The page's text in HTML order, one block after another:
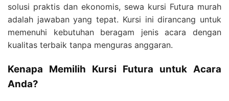
solusi praktis dan ekonomis, sewa kursi Futura murah
adalah jawaban yang tepat. Kursi ini dirancang untuk
memenuhi kebutuhan beragam jenis acara dengan
kualitas terbaik tanpa menguras anggaran.
Kenapa Memilih Kursi Futura untuk Acara
Anda?